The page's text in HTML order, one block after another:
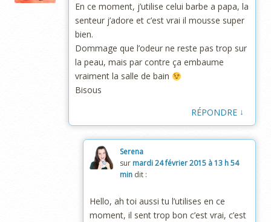
En ce moment, j’utilise celui barbe a papa, la
senteur j’adore et c’est vrai il mousse super
bien.
Dommage que l’odeur ne reste pas trop sur
la peau, mais par contre ça embaume
vraiment la salle de bain
Bisous
RÉPONDRE ↓
Serena
sur mardi 24 février 2015 à 13 h 54
min dit :
Hello, ah toi aussi tu l’utilises en ce
moment, il sent trop bon c’est vrai, c’est